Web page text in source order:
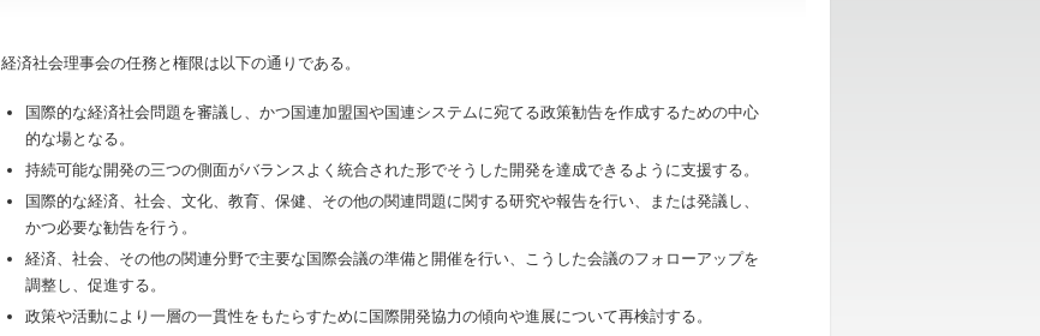
経済社会理事会の任務と権限は以下の通りである。
国際的な経済社会問題を審議し、かつ国連加盟国や国連システムに宛てる政策勧告を作成するための中心
的な場となる。
持続可能な開発の三つの側面がバランスよく統合された形でそうした開発を達成できるように支援する。
国際的な経済、社会、文化、教育、保健、その他の関連問題に関する研究や報告を行い、または発議し、
かつ必要な勧告を行う。
経済、社会、その他の関連分野で主要な国際会議の準備と開催を行い、こうした会議のフォローアップを
調整し、促進する。
政策や活動により一層の一貫性をもたらすために国際開発協力の傾向や進展について再検討する。